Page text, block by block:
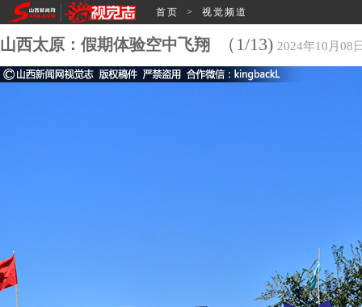
首页 > 视觉频道
山西太原：假期体验空中飞翔 （1/13) 2024年10月08